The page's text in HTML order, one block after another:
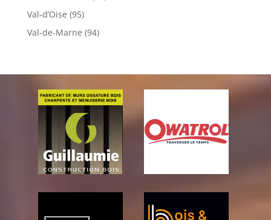
Val-d’Oise (95)
Val-de-Marne (94)